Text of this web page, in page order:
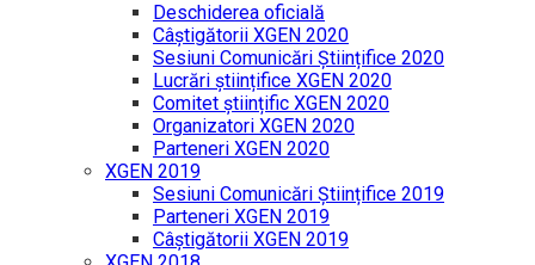
Deschiderea oficială
Câștigătorii XGEN 2020
Sesiuni Comunicări Științifice 2020
Lucrări științifice XGEN 2020
Comitet științific XGEN 2020
Organizatori XGEN 2020
Parteneri XGEN 2020
XGEN 2019
Sesiuni Comunicări Științifice 2019
Parteneri XGEN 2019
Câștigătorii XGEN 2019